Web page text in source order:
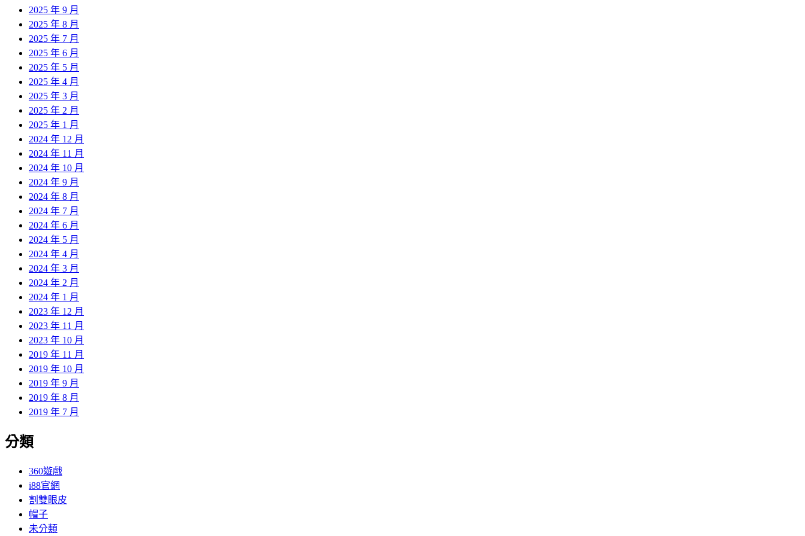
2025 年 9 月
2025 年 8 月
2025 年 7 月
2025 年 6 月
2025 年 5 月
2025 年 4 月
2025 年 3 月
2025 年 2 月
2025 年 1 月
2024 年 12 月
2024 年 11 月
2024 年 10 月
2024 年 9 月
2024 年 8 月
2024 年 7 月
2024 年 6 月
2024 年 5 月
2024 年 4 月
2024 年 3 月
2024 年 2 月
2024 年 1 月
2023 年 12 月
2023 年 11 月
2023 年 10 月
2019 年 11 月
2019 年 10 月
2019 年 9 月
2019 年 8 月
2019 年 7 月
分類
360遊戲
i88官網
割雙眼皮
帽子
未分類